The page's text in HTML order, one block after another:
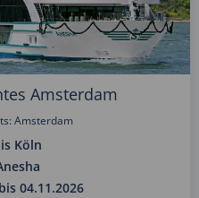
Amsterdam
Amsterdam
Köln
04.11.2026